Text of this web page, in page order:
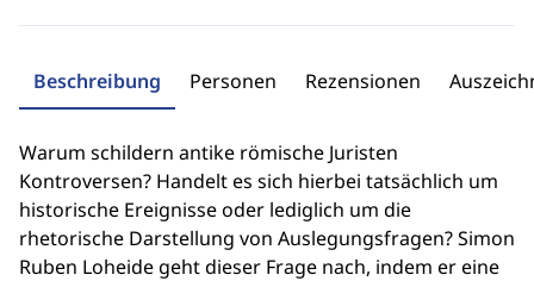
Beschreibung Personen Rezensionen
Warum schildern antike römische Juristen
Kontroversen? Handelt es sich hierbei tatsächlich um
historische Ereignisse oder lediglich um die
rhetorische Darstellung von Auslegungsfragen? Simon
Ruben Loheide geht dieser Frage nach, indem er eine